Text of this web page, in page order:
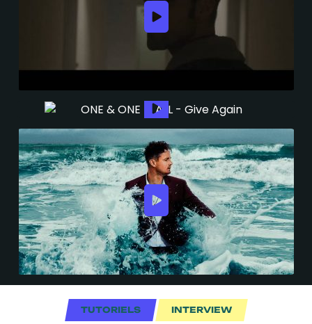
TUTORIELS INTERVIEW